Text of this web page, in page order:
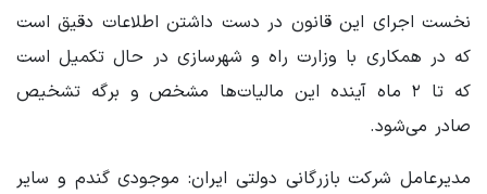
نخست اجرای این قانون در دست داشتن اطلاعات دقیق است
که در همکاری با وزارت راه و شهرسازی در حال تکمیل است
که تا ۲ ماه آینده این مالیات‌ها مشخص و برگه تشخیص
صادر می‌شود.
مدیرعامل شرکت بازرگانی دولتی ایران: موجودی گندم و سایر